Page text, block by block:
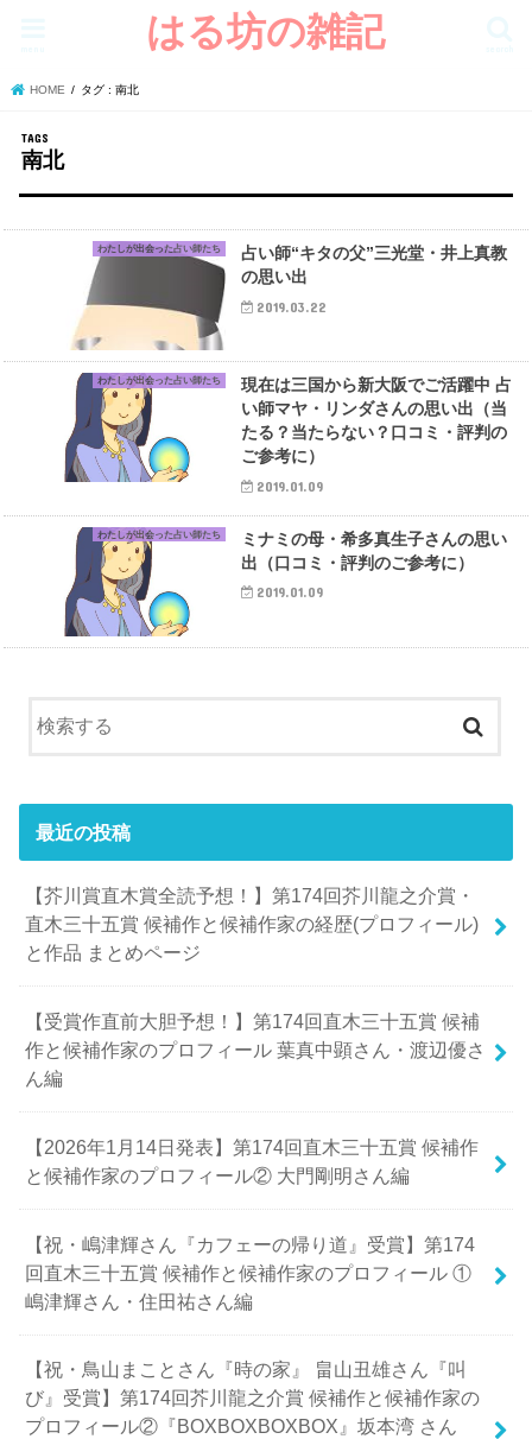
はる坊の雑記
HOME タグ : 南北
南北
わたしが出会った占い師たち
占い師“キタの父”三光堂・井上真教
の思い出
2019.03.22
わたしが出会った占い師たち
現在は三国から新大阪でご活躍中 占
い師マヤ・リンダさんの思い出（当
たる？当たらない？口コミ・評判の
ご参考に）
2019.01.09
わたしが出会った占い師たち
ミナミの母・希多真生子さんの思い
出（口コミ・評判のご参考に）
2019.01.09
最近の投稿
【芥川賞直木賞全読予想！】第174回芥川龍之介賞・
直木三十五賞 候補作と候補作家の経歴(プロフィール)
と作品 まとめページ
【受賞作直前大胆予想！】第174回直木三十五賞 候補
作と候補作家のプロフィール 葉真中顕さん・渡辺優さ
ん編
【2026年1月14日発表】第174回直木三十五賞 候補作
と候補作家のプロフィール② 大門剛明さん編
【祝・嶋津輝さん『カフェーの帰り道』受賞】第174
回直木三十五賞 候補作と候補作家のプロフィール ①
嶋津輝さん・住田祐さん編
【祝・鳥山まことさん『時の家』 畠山丑雄さん『叫
び』受賞】第174回芥川龍之介賞 候補作と候補作家の
プロフィール②『BOXBOXBOXBOX』坂本湾 さん